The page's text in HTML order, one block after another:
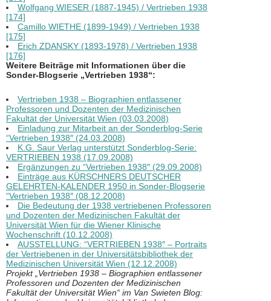
Wolfgang WIESER (1887-1945) / Vertrieben 1938
[174]
Camillo WIETHE (1899-1949) / Vertrieben 1938
[175]
Erich ZDANSKY (1893-1978) / Vertrieben 1938
[176]
Weitere Beiträge mit Informationen über die
Sonder-Blogserie „Vertrieben 1938“:
Vertrieben 1938 – Biographien entlassener
Professoren und Dozenten der Medizinischen
Fakultät der Universität Wien (03.03.2008)
Einladung zur Mitarbeit an der Sonderblog-Serie
“Vertrieben 1938″ (24.03.2008)
K.G. Saur Verlag unterstützt Sonderblog-Serie:
VERTRIEBEN 1938 (17.09.2008)
Ergänzungen zu “Vertrieben 1938″ (29.09.2008)
Einträge aus KÜRSCHNERS DEUTSCHER
GELEHRTEN-KALENDER 1950 in Sonder-Blogserie
“Vertrieben 1938″ (08.12.2008)
Die Bedeutung der 1938 vertriebenen Professoren
und Dozenten der Medizinischen Fakultät der
Universität Wien für die Wiener Klinische
Wochenschrift (10.12.2008)
AUSSTELLUNG: “VERTRIEBEN 1938″ – Portraits
der Vertriebenen in der Universitätsbibliothek der
Medizinischen Universität Wien (12.12.2008)
Projekt „Vertrieben 1938 – Biographien entlassener
Professoren und Dozenten der Medizinischen
Fakultät der Universität Wien“ im Van Swieten Blog: